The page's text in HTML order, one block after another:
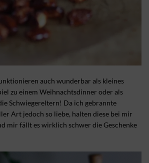
auch wunderbar als kleines
zu einem Weihnachtsdinner oder als
Schwiegereltern! Da ich gebrannte
Art jedoch so liebe, halten diese bei mir
mir fällt es wirklich schwer die Geschenke